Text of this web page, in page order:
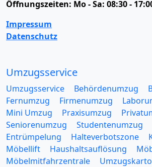
Öffnungszeiten: Mo - Sa: 08:30 -
Impressum
Datenschutz
Umzugsservice
Umzugsservice Behördenumzug
Fernumzug
Firmenumzug
Mini Umzug
Praxisumzug
Seniorenumzug
Studentenumzug
Entrümpelung
Halteverbotszone
Möbellift
Haushaltsauflösung
Möbelmitfahrzentrale